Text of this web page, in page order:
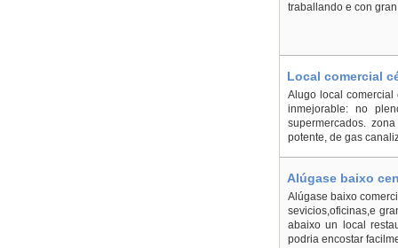
traballando e con
Local comercial
Alugo local
inmejorable: no
supermercados.
potente, de gas
Alúgase baixo
Alúgase baixo
sevicios,oficinas,e
abaixo un local
podria encostar